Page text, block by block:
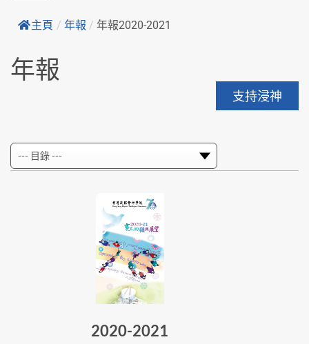
主頁 / 年報 / 年報2020-2021
年報
支持浸神
2020-2021